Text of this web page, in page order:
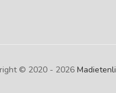
© 2020 - 2026